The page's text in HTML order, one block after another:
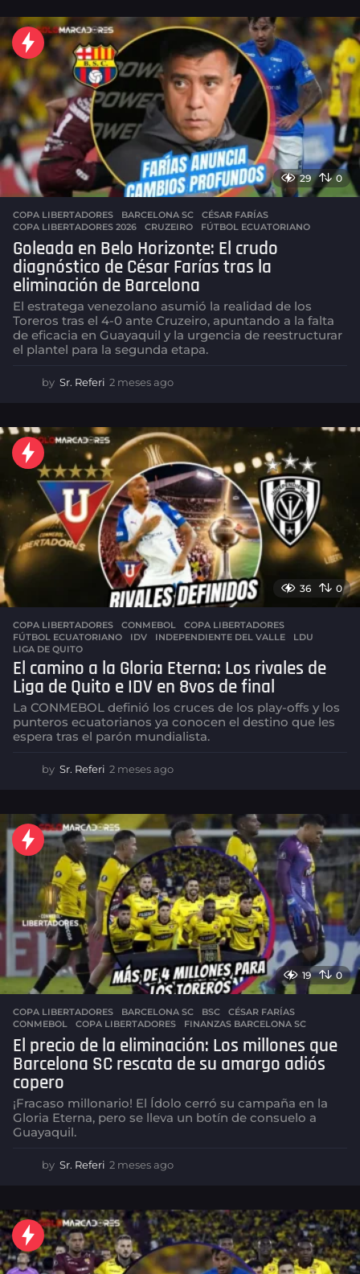
s
e
a
g
o
29 0
COPA LIBERTADORES BARCELONA SC ,CÉSAR FARÍAS
COPA LIBERTADORES 2026
,CRUZEIRO ,FÚTBOL ECUATORIANO
Goleada en Belo Horizonte: El crudo
diagnóstico de César Farías tras la
eliminación de Barcelona
El estratega venezolano asumió la realidad de los
Toreros tras el 4-0 ante Cruzeiro, apuntando a la falta
de eficacia en Guayaquil y la urgencia de reestructurar
el plantel para la segunda etapa.
by Sr. Referi 2 meses ago
s
e
s
a
g
o
36 0
COPA LIBERTADORES CONMEBOL ,COPA LIBERTADORES
FÚTBOL ECUATORIANO
,IDV ,INDEPENDIENTE DEL VALLE ,LDU
LIGA DE QUITO
El camino a la Gloria Eterna: Los rivales de
Liga de Quito e IDV en 8vos de final
La CONMEBOL definió los cruces de los play-offs y los
punteros ecuatorianos ya conocen el destino que les
espera tras el parón mundialista.
by Sr. Referi 2 meses ago
e
s
a
g
o
19 0
COPA LIBERTADORES BARCELONA SC ,BSC ,CÉSAR FARÍAS
CONMEBOL
,COPA LIBERTADORES ,FINANZAS BARCELONA SC
El precio de la eliminación: Los millones que
Barcelona SC rescata de su amargo adiós
copero
¡Fracaso millonario! El Ídolo cerró su campaña en la
Gloria Eterna, pero se lleva un botín de consuelo a
Guayaquil.
by Sr. Referi 2 meses ago
s
e
s
a